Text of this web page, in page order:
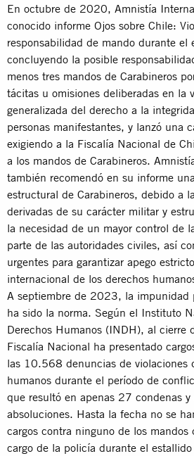
En octubre de 2020, Amnistía
conocido informe Ojos sobre Chile:
responsabilidad de mando durante el
concluyendo la posible
menos tres mandos de Carabineros
tácitas u omisiones deliberadas en la
generalizada del derecho a la
personas manifestantes, y lanzó una
exigiendo a la Fiscalía Nacional de
a los mandos de Carabineros.
también recomendó en su informe
estructural de Carabineros, debido a
derivadas de su carácter militar y
la necesidad de un mayor control de
parte de las autoridades civiles, así
urgentes para garantizar apego
internacional de los derechos
A septiembre de 2023, la impunidad
ha sido la norma. Según el Instituto
Derechos Humanos (INDH), al cierre
Fiscalía Nacional ha presentado
las 10.568 denuncias de violaciones
humanos durante el período de
que resultó en apenas 27 condenas y
absoluciones. Hasta la fecha no se
cargos contra ninguno de los mandos
cargo de la policía durante el